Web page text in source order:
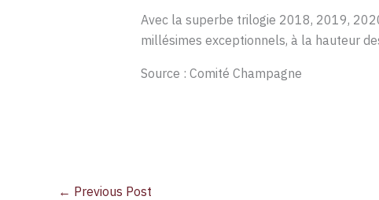
Avec la superbe trilogie 2018, 2019,
millésimes exceptionnels, à la hauteur
Source : Comité Champagne
← Previous Post